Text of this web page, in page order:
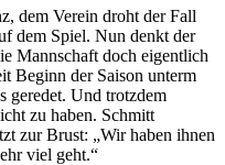
dem Verein droht der Fall
dem Spiel. Nun denkt der
Mannschaft doch eigentlich
Beginn der Saison unterm
geredet. Und trotzdem
zu haben. Schmitt
zur Brust: „Wir haben ihnen
viel geht.“